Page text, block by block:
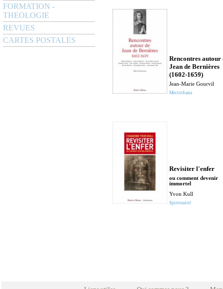
FORMATION -
THEOLOGIE
REVUES
CARTES POSTALES
Rencontres autour
Jean de Bernières
(1602-1659)
Jean-Marie Gourvil
Mectildiana
Revisiter l'enfer
ou comment devenir
immortel
Yvon Kull
Spiritualité